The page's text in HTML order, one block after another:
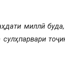
миллӣ